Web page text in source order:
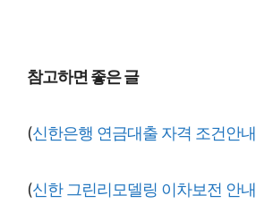
참고하면 좋은 글
(신한은행 연금대출 자격 조건안내
(신한 그린리모델링 이차보전 안내